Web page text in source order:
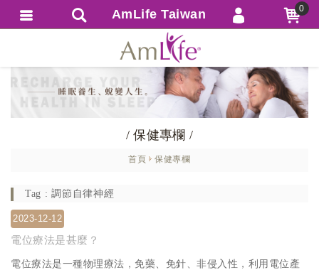
/ 保健專欄 /
首頁 保健專欄
Tag : 調節自律神經
2023-12-12
電位療法是甚麼？
電位療法是一種物理療法，免藥、免針、非侵入性，利用電位產
AmLife Taiwan 0
會員登入
會員註冊
忘記密碼
繁體中文